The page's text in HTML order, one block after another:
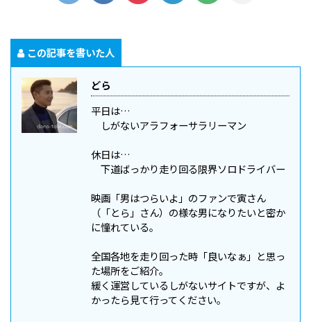
この記事を書いた人
どら
平日は…
しがないアラフォーサラリーマン
休日は…
下道ばっかり走り回る限界ソロドライバー
映画「男はつらいよ」のファンで寅さん
（「とら」さん）の様な男になりたいと密か
に憧れている。
全国各地を走り回った時「良いなぁ」と思っ
た場所をご紹介。
緩く運営しているしがないサイトですが、よ
かったら見て行ってください。